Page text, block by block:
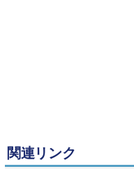
関連リンク